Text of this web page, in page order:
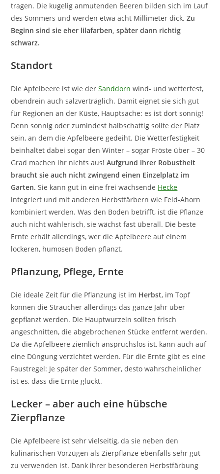
tragen. Die kugelig anmutenden Beeren bilden sich im Lauf
des Sommers und werden etwa acht Millimeter dick.Zu
Beginn sind sie eher lilafarben, später dann richtig
schwarz.
Standort
Die Apfelbeere ist wie derSanddorn wind- und wetterfest,
obendrein auch salzverträglich. Damit eignet sie sich gut
für Regionen an der Küste, Hauptsache: es ist dort sonnig!
Denn sonnig oder zumindest halbschattig sollte der Platz
sein, an dem die Apfelbeere gedeiht. Die Wetterfestigkeit
beinhaltet dabei sogar den Winter – sogar Fröste über – 30
Grad machen ihr nichts aus!Aufgrund ihrer Robustheit
braucht sie auch nicht zwingend einen Einzelplatz im
Garten. Sie kann gut in eine frei wachsende Hecke
integriert und mit anderen Herbstfärbern wie Feld-Ahorn
kombiniert werden. Was den Boden betrifft, ist die Pflanze
auch nicht wählerisch, sie wächst fast überall. Die beste
Ernte erhält allerdings, wer die Apfelbeere auf einem
lockeren, humosen Boden pflanzt.
Pflanzung, Pflege, Ernte
Die ideale Zeit für die Pflanzung ist im Herbst, im Topf
können die Sträucher allerdings das ganze Jahr über
gepflanzt werden. Die Hauptwurzeln sollten frisch
angeschnitten, die abgebrochenen Stücke entfernt werden.
Da die Apfelbeere ziemlich anspruchslos ist, kann auch auf
eine Düngung verzichtet werden. Für die Ernte gibt es eine
Faustregel: Je später der Sommer, desto wahrscheinlicher
ist es, dass die Ernte glückt.
Lecker – aber auch eine hübsche
Zierpflanze
Die Apfelbeere ist sehr vielseitig, da sie neben den
kulinarischen Vorzügen als Zierpflanze ebenfalls sehr gut
zu verwenden ist. Dank ihrer besonderen Herbstfärbung